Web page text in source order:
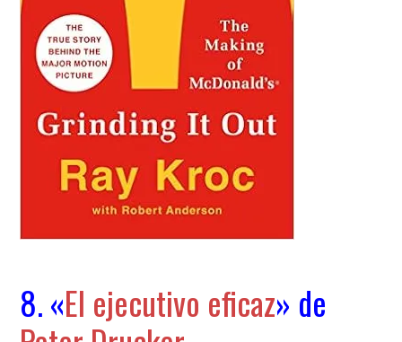
8. «El ejecutivo eficaz» de